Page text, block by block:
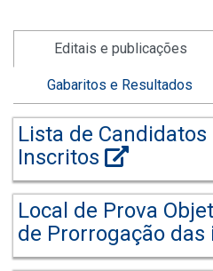
Editais e publicações
Gabaritos e Resultados
Lista de
Inscritos
Local de Prova
de Prorrogação das